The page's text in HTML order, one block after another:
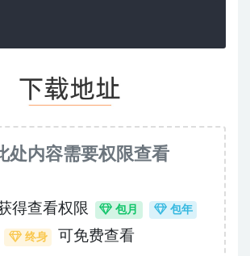
处内容需要权限查看
得查看权限 包月 包年
终身 可免费查看